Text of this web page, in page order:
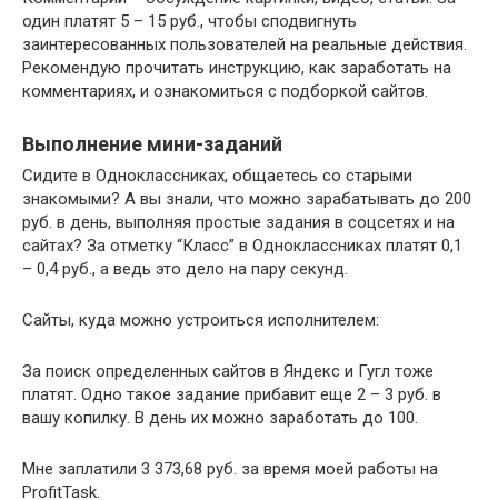
один платят 5 – 15 руб., чтобы сподвигнуть
заинтересованных пользователей на реальные действия.
Рекомендую прочитать инструкцию, как заработать на
комментариях, и ознакомиться с подборкой сайтов.
Выполнение мини-заданий
Сидите в Одноклассниках, общаетесь со старыми
знакомыми? А вы знали, что можно зарабатывать до 200
руб. в день, выполняя простые задания в соцсетях и на
сайтах? За отметку “Класс” в Одноклассниках платят 0,1
– 0,4 руб., а ведь это дело на пару секунд.
Сайты, куда можно устроиться исполнителем:
За поиск определенных сайтов в Яндекс и Гугл тоже
платят. Одно такое задание прибавит еще 2 – 3 руб. в
вашу копилку. В день их можно заработать до 100.
Мне заплатили 3 373,68 руб. за время моей работы на
ProfitTask.